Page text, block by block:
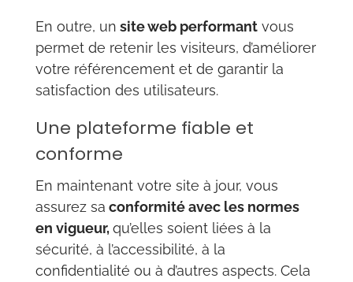
En outre, un site web performantvous
permet de retenir les visiteurs, d’améliorer
votre référencement et de garantir la
satisfaction des utilisateurs.
Une plateforme fiable et
conforme
En maintenant votre site à jour, vous
assurez sa conformité avec les normes
en vigueur,qu’elles soient liées à la
sécurité, à l’accessibilité, à la
confidentialité ou à d’autres aspects. Cela